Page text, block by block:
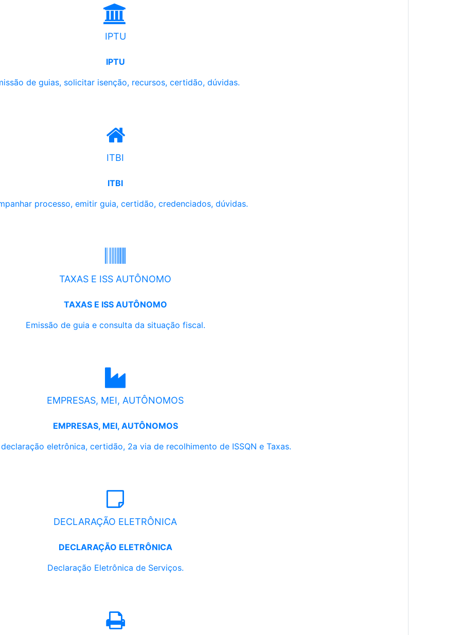
IPTU
IPTU
de guias, solicitar isenção, recursos, certidão, dúvidas.
ITBI
ITBI
processo, emitir guia, certidão, credenciados, dúvidas.
TAXAS E ISS AUTÔNOMO
TAXAS E ISS AUTÔNOMO
Emissão de guia e consulta da situação fiscal.
EMPRESAS, MEI, AUTÔNOMOS
EMPRESAS, MEI, AUTÔNOMOS
eletrônica, certidão, 2a via de recolhimento de ISSQN e Taxas.
DECLARAÇÃO ELETRÔNICA
DECLARAÇÃO ELETRÔNICA
Declaração Eletrônica de Serviços.